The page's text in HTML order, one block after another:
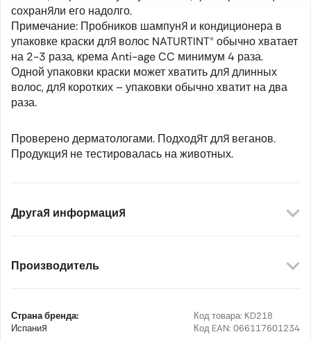
сохраняли его надолго.
Примечание: Пробников шампуня и кондиционера в
упаковке краски для волос NATURTINT® обычно хватает
на 2-3 раза, крема Anti-age CC минимум 4 раза.
Одной упаковки краски может хватить для длинных
волос, для коротких – упаковки обычно хватит на два
раза.
Проверено дерматологами. Подходят для веганов.
Продукция не тестировалась на животных.
Другая информация
Производитель
Страна бренда:
Испания
Код товара: KD218
Код EAN: 066117601234